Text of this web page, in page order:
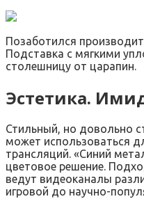
Позаботился
Подставка с мягкими
столешницу от царапин.
Эстетика.
Стильный, но довольно
может использоваться
трансляций. «Синий
цветовое решение.
ведут видеоканалы
игровой до научно-